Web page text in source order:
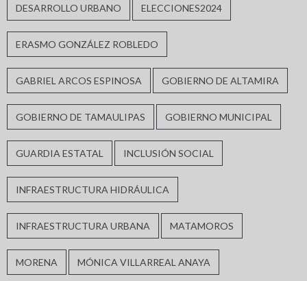
DESARROLLO URBANO ELECCIONES2024
ERASMO GONZÁLEZ ROBLEDO
GABRIEL ARCOS ESPINOSA GOBIERNO DE ALTAMIRA
GOBIERNO DE TAMAULIPAS GOBIERNO MUNICIPAL
GUARDIA ESTATAL INCLUSIÓN SOCIAL
INFRAESTRUCTURA HIDRÁULICA
INFRAESTRUCTURA URBANA MATAMOROS
MORENA MÓNICA VILLARREAL ANAYA